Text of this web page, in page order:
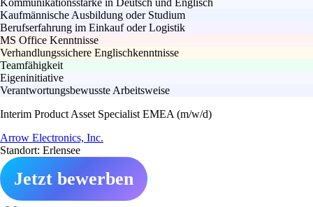
Kommunikationsstärke in Deutsch und Englisch
Kaufmännische Ausbildung oder Studium
Berufserfahrung im Einkauf oder Logistik
MS Office Kenntnisse
Verhandlungssichere Englischkenntnisse
Teamfähigkeit
Eigeninitiative
Verantwortungsbewusste Arbeitsweise
Interim Product Asset Specialist EMEA (m/w/d)
Arrow Electronics, Inc.
Standort: Erlensee
Jetzt bewerben